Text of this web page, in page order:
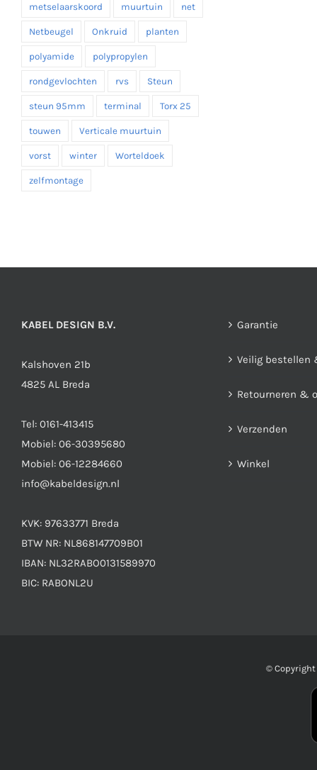
metselaarskoord muurtuin net
Netbeugel Onkruid planten
polyamide polypropylen
rondgevlochten rvs Steun
steun 95mm terminal Torx 25
touwen Verticale muurtuin
vorst winter Worteldoek
zelfmontage
KABEL DESIGN B.V.
Kalshoven 21b
4825 AL Breda
Tel: 0161-413415
Mobiel: 06-30395680
Mobiel: 06-12284660
info@kabeldesign.nl
KVK: 97633771 Breda
BTW NR: NL868147709B01
IBAN: NL32RABO0131589970
BIC: RABONL2U
Garantie
Veilig bestellen
Retourneren &
Verzenden
Winkel
© Copyright